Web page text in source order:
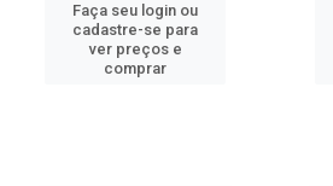
Faça seu login ou
cadastre-se para
ver preços e
comprar